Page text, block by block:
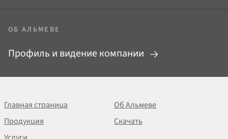
ОБ АЛЬМЕВЕ
Профиль и видение компании
Главная страница
Об Альмеве
Продукция
Скачать